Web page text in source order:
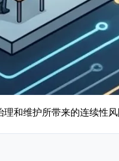
和维护所带来的连续性风